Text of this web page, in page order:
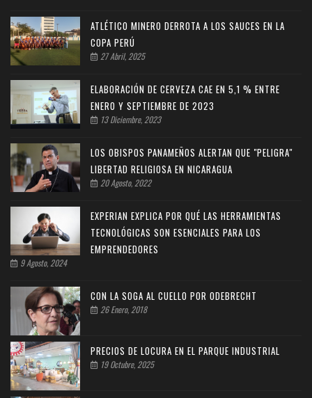
ATLÉTICO MINERO DERROTA A LOS SAUCES EN LA
COPA PERÚ
27 Abril, 2025
ELABORACIÓN DE CERVEZA CAE EN 5,1 % ENTRE
ENERO Y SEPTIEMBRE DE 2023
13 Diciembre, 2023
LOS OBISPOS PANAMEÑOS ALERTAN QUE "PELIGRA"
LIBERTAD RELIGIOSA EN NICARAGUA
20 Agosto, 2022
EXPERIAN EXPLICA POR QUÉ LAS HERRAMIENTAS
TECNOLÓGICAS SON ESENCIALES PARA LOS
EMPRENDEDORES
9 Agosto, 2024
CON LA SOGA AL CUELLO POR ODEBRECHT
26 Enero, 2018
PRECIOS DE LOCURA EN EL PARQUE INDUSTRIAL
19 Octubre, 2025